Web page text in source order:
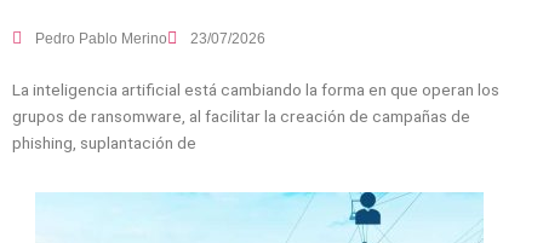
Pedro Pablo Merino 23/07/2026
La inteligencia artificial está cambiando la forma en que operan los
grupos de ransomware, al facilitar la creación de campañas de
phishing, suplantación de